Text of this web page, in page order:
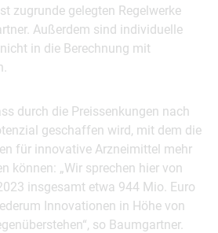
zugrunde gelegten Regelwerke
Außerdem sind individuelle
in die Berechnung mit
durch die Preissenkungen nach
geschaffen wird, mit dem die
für innovative Arzneimittel mehr
können: „Wir sprechen hier von
insgesamt etwa 944 Mio. Euro
Innovationen in Höhe von
so Baumgartner.